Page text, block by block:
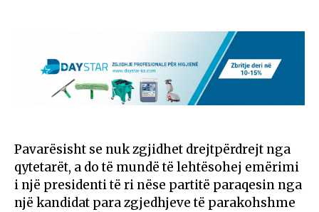
Pavarësisht se nuk zgjidhet drejtpërdrejt nga
qytetarët, a do të mundë të lehtësohej emërimi
i një presidenti të ri nëse partitë paraqesin nga
një kandidat para zgjedhjeve të parakohshme